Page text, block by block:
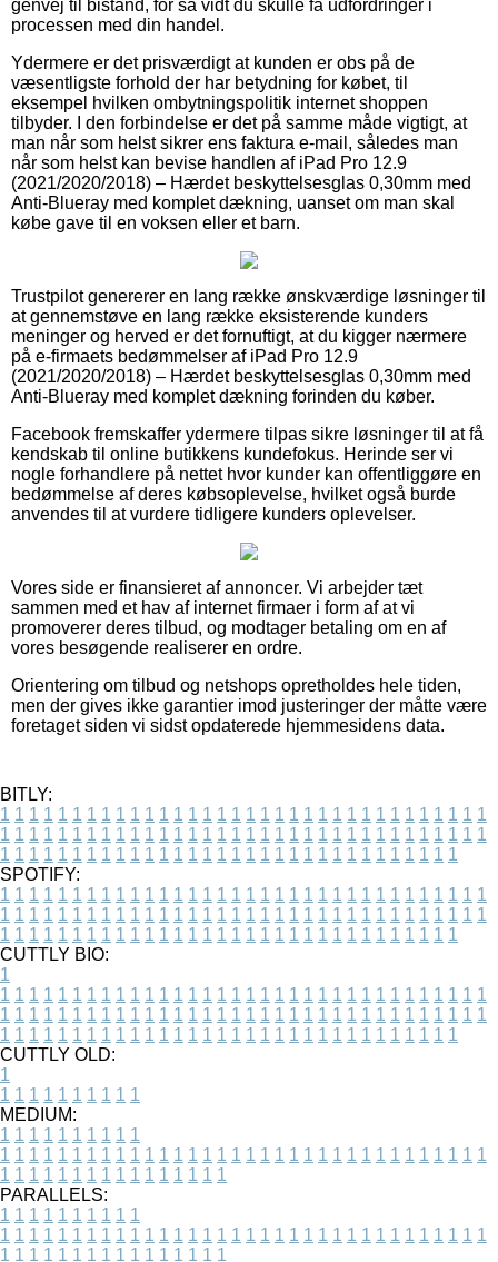
genvej til bistand, for så vidt du skulle få udfordringer i
processen med din handel.
Ydermere er det prisværdigt at kunden er obs på de
væsentligste forhold der har betydning for købet, til
eksempel hvilken ombytningspolitik internet shoppen
tilbyder. I den forbindelse er det på samme måde vigtigt, at
man når som helst sikrer ens faktura e-mail, således man
når som helst kan bevise handlen af iPad Pro 12.9
(2021/2020/2018) – Hærdet beskyttelsesglas 0,30mm med
Anti-Blueray med komplet dækning, uanset om man skal
købe gave til en voksen eller et barn.
Trustpilot genererer en lang række ønskværdige løsninger til
at gennemstøve en lang række eksisterende kunders
meninger og herved er det fornuftigt, at du kigger nærmere
på e-firmaets bedømmelser af iPad Pro 12.9
(2021/2020/2018) – Hærdet beskyttelsesglas 0,30mm med
Anti-Blueray med komplet dækning forinden du køber.
Facebook fremskaffer ydermere tilpas sikre løsninger til at få
kendskab til online butikkens kundefokus. Herinde ser vi
nogle forhandlere på nettet hvor kunder kan offentliggøre en
bedømmelse af deres købsoplevelse, hvilket også burde
anvendes til at vurdere tidligere kunders oplevelser.
Vores side er finansieret af annoncer. Vi arbejder tæt
sammen med et hav af internet firmaer i form af at vi
promoverer deres tilbud, og modtager betaling om en af
vores besøgende realiserer en ordre.
Orientering om tilbud og netshops opretholdes hele tiden,
men der gives ikke garantier imod justeringer der måtte være
foretaget siden vi sidst opdaterede hjemmesidens data.
BITLY:
1 1 1 1 1 1 1 1 1 1 1 1 1 1 1 1 1 1 1 1 1 1 1 1 1 1 1 1 1 1 1 1 1 1
1 1 1 1 1 1 1 1 1 1 1 1 1 1 1 1 1 1 1 1 1 1 1 1 1 1 1 1 1 1 1 1 1 1
1 1 1 1 1 1 1 1 1 1 1 1 1 1 1 1 1 1 1 1 1 1 1 1 1 1 1 1 1 1 1 1
SPOTIFY:
1 1 1 1 1 1 1 1 1 1 1 1 1 1 1 1 1 1 1 1 1 1 1 1 1 1 1 1 1 1 1 1 1 1
1 1 1 1 1 1 1 1 1 1 1 1 1 1 1 1 1 1 1 1 1 1 1 1 1 1 1 1 1 1 1 1 1 1
1 1 1 1 1 1 1 1 1 1 1 1 1 1 1 1 1 1 1 1 1 1 1 1 1 1 1 1 1 1 1 1
CUTTLY BIO:
1
1 1 1 1 1 1 1 1 1 1 1 1 1 1 1 1 1 1 1 1 1 1 1 1 1 1 1 1 1 1 1 1 1 1
1 1 1 1 1 1 1 1 1 1 1 1 1 1 1 1 1 1 1 1 1 1 1 1 1 1 1 1 1 1 1 1 1 1
1 1 1 1 1 1 1 1 1 1 1 1 1 1 1 1 1 1 1 1 1 1 1 1 1 1 1 1 1 1 1 1
CUTTLY OLD:
1
1 1 1 1 1 1 1 1 1 1
MEDIUM:
1 1 1 1 1 1 1 1 1 1
1 1 1 1 1 1 1 1 1 1 1 1 1 1 1 1 1 1 1 1 1 1 1 1 1 1 1 1 1 1 1 1 1 1
1 1 1 1 1 1 1 1 1 1 1 1 1 1 1 1
PARALLELS:
1 1 1 1 1 1 1 1 1 1
1 1 1 1 1 1 1 1 1 1 1 1 1 1 1 1 1 1 1 1 1 1 1 1 1 1 1 1 1 1 1 1 1 1
1 1 1 1 1 1 1 1 1 1 1 1 1 1 1 1